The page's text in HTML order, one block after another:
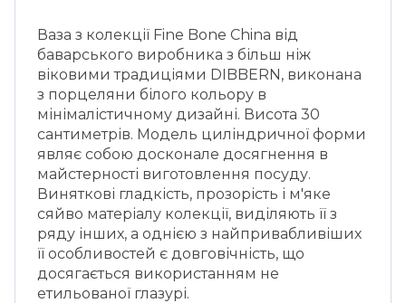
Ваза з колекції Fine Bone China від
баварського виробника з більш ніж
віковими традиціями DIBBERN, виконана
з порцеляни білого кольору в
мінімалістичному дизайні. Висота 30
сантиметрів. Модель циліндричної форми
являє собою досконале досягнення в
майстерності виготовлення посуду.
Виняткові гладкість, прозорість і м'яке
сяйво матеріалу колекції, виділяють її з
ряду інших, а однією з найпривабливіших
її особливостей є довговічність, що
досягається використанням не
етильованої глазурі.